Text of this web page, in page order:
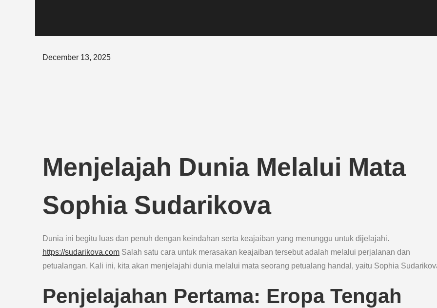
Posted
December 13, 2025
Menjelajah Dunia Melalui Mata
Sophia Sudarikova
Dunia ini begitu luas dan penuh dengan keindahan serta keajaiban yang menunggu untuk dijelajahi.
https://sudarikova.com Salah satu cara untuk merasakan keajaiban tersebut adalah melalui perjalanan dan
petualangan. Kali ini, kita akan menjelajahi dunia melalui mata seorang petualang handal, yaitu Sophia
Penjelajahan Pertama: Eropa Tengah